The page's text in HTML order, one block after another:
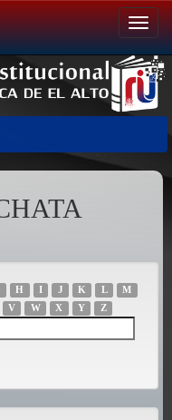
H I J K L
M
V W X Y Z